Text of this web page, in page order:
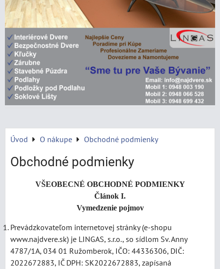
Úvod O nákupe Obchodné podmienky
Obchodné podmienky
VŠEOBECNÉ OBCHODNÉ PODMIENKY
Článok I.
Vymedzenie pojmov
Prevádzkovateľom internetovej stránky (e-shopu
www.najdvere.sk) je LINGAS, s.r.o., so sídlom Sv. Anny
4787/1A, 034 01 Ružomberok, IČO: 44336306, DIČ:
2022672883, IČ DPH: SK2022672883, zapísaná